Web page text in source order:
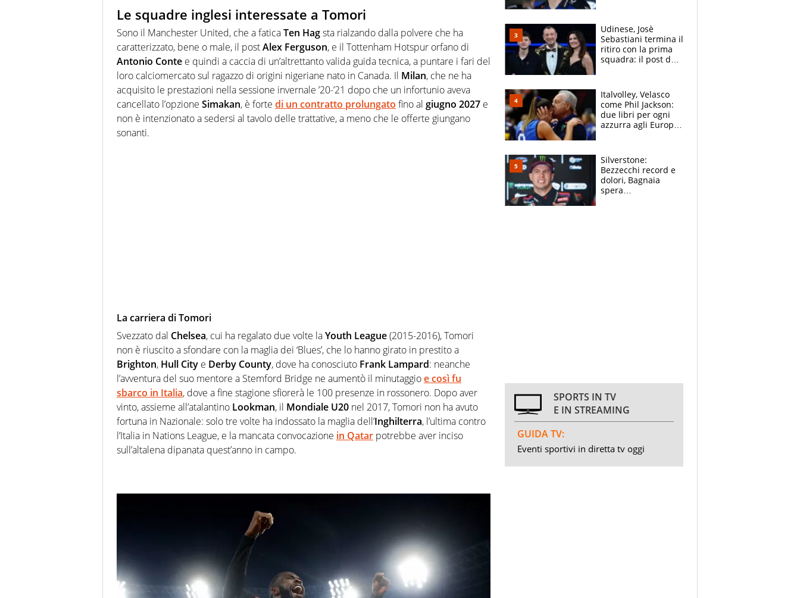
Le squadre inglesi interessate a Tomori
Sono il Manchester United, che a faticaTen Hagsta rialzando dalla polvere che ha
caratterizzato, bene o male, il postAlex Ferguson, e il Tottenham Hotspur orfano di
Antonio Conte e quindi a caccia di un’altrettanto valida guida tecnica, a puntare i fari del
loro calciomercato sul ragazzo di origini nigeriane nato in Canada. Il Milan, che ne ha
acquisito le prestazioni nella sessione invernale ’20-’21 dopo che un infortunio aveva
cancellato l’opzione Simakan, è forte di un contratto prolungato fino al giugno 2027 e
non è intenzionato a sedersi al tavolo delle trattative, a meno che le offerte giungano
sonanti.
La carriera di Tomori
Svezzato dal Chelsea, cui ha regalato due volte laYouth League(2015-2016), Tomori
non è riuscito a sfondare con la maglia dei ‘Blues’, che lo hanno girato in prestito a
Brighton, Hull City e Derby County, dove ha conosciuto Frank Lampard: neanche
l’avventura del suo mentore a Stemford Bridge ne aumentò il minutaggioe così fu
sbarco in Italia, dove a fine stagione sfiorerà le 100 presenze in rossonero. Dopo aver
vinto, assieme all’atalantino Lookman, il Mondiale U20 nel 2017, Tomori non ha avuto
fortuna in Nazionale: solo tre volte ha indossato la maglia dell’Inghilterra, l’ultima contro
l’Italia in Nations League, e la mancata convocazione in Qatar potrebbe aver inciso
sull’altalena dipanata quest’anno in campo.
McLaren siano
meglio?”
Udinese, Josè
Sebastiani termina il
ritiro con la prima
squadra: il post del
sfondo
Italvolley, Velasco
come Phil Jackson:
due libri per ogni
azzurra agli Europei.
Silverstone:
Bezzecchi record e
dolori, Bagnaia
spera
SPORTS IN TV
E IN STREAMING
GUIDA TV:
Eventi sportivi in diretta tv oggi